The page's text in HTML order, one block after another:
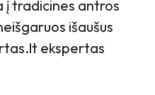
į tradicines antros
išaušus
ekspertas